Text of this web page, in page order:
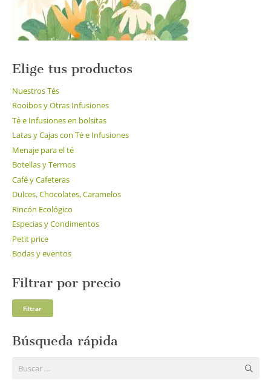
Elige tus productos
Nuestros Tés
Rooibos y Otras Infusiones
Té e Infusiones en bolsitas
Latas y Cajas con Té e Infusiones
Menaje para el té
Botellas y Termos
Café y Cafeteras
Dulces, Chocolates, Caramelos
Rincón Ecológico
Especias y Condimentos
Petit price
Bodas y eventos
Filtrar por precio
Filtrar
Búsqueda rápida
Buscar: